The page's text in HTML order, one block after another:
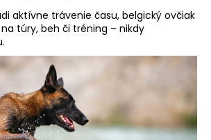
aktívne trávenie času, belgický ovčiak
túry, beh či tréning – nikdy